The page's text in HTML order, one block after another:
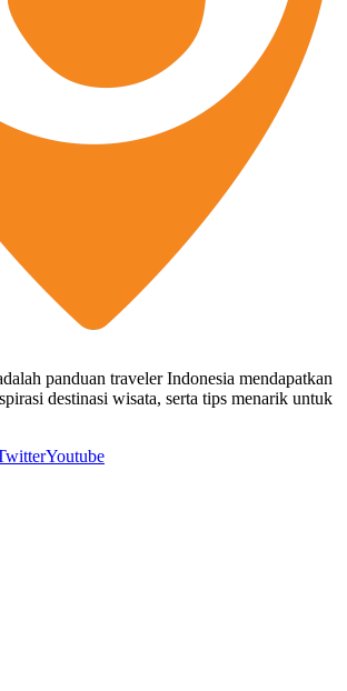
panduan traveler Indonesia mendapatkan
destinasi wisata, serta tips menarik untuk
Youtube